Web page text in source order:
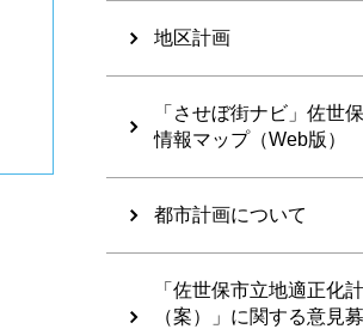
地区計画
「させぼ街ナビ」佐世
情報マップ（Web版）
都市計画について
「佐世保市立地適正化
（案）」に関する意見